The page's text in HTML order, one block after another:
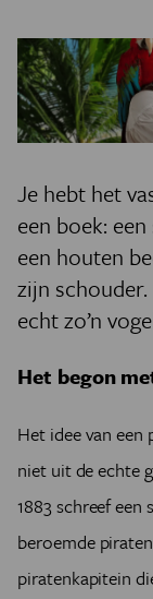
PODCAST
JONGE
Je hebt het
een boek:
een houten
zijn
echt zo’n
Het begon
Het idee van
niet uit de echte
1883 schreef
beroemde
piratenkapitein